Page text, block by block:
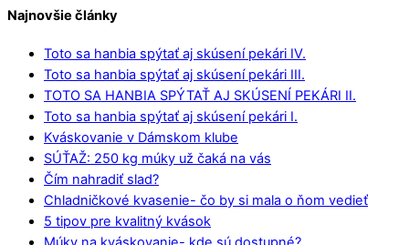
Najnovšie články
Toto sa hanbia spýtať aj skúsení pekári IV.
Toto sa hanbia spýtať aj skúsení pekári III.
TOTO SA HANBIA SPÝTAŤ AJ SKÚSENÍ PEKÁRI II.
Toto sa hanbia spýtať aj skúsení pekári I.
Kváskovanie v Dámskom klube
SÚŤAŽ: 250 kg múky už čaká na vás
Čím nahradiť slad?
Chladničkové kvasenie- čo by si mala o ňom vedieť
5 tipov pre kvalitný kvások